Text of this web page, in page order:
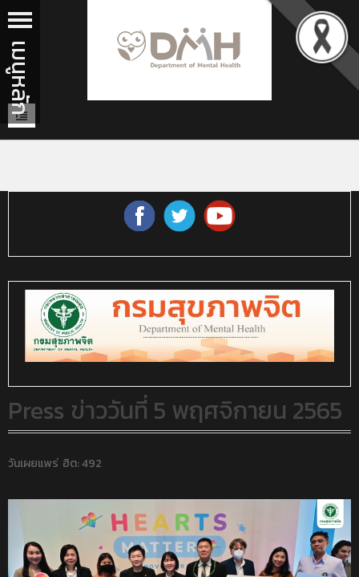
Press ข่าววันที่ 5 พฤศจิกายน 2565
วันเผยแพร่ ฮิต: 492